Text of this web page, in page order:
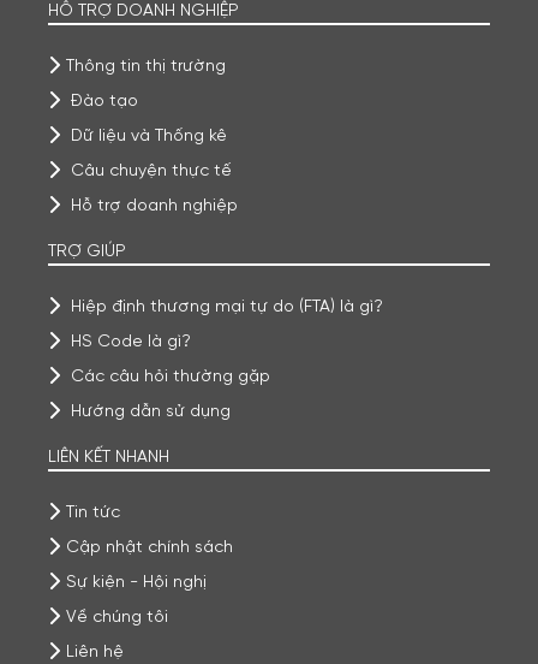
HỖ TRỢ DOANH NGHIỆP
Thông tin thị trường
Đào tạo
Dữ liệu và Thống kê
Câu chuyện thực tế
Hỗ trợ doanh nghiệp
TRỢ GIÚP
Hiệp định thương mại tự do (FTA) là gì?
HS Code là gì?
Các câu hỏi thường gặp
Hướng dẫn sử dụng
LIÊN KẾT NHANH
Tin tức
Cập nhật chính sách
Sự kiện - Hội nghị
Về chúng tôi
Liên hệ